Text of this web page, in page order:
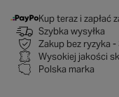
Kup teraz i zapłać
Szybka wysyłka
Zakup bez ryzyka
Wysokiej jakości
Polska marka